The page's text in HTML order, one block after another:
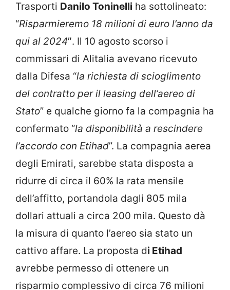
Trasporti Danilo Toninelli ha sottolineato:
“Risparmieremo 18 milioni di euro l’anno da
qui al 2024″. Il 10 agosto scorso i
commissari di Alitalia avevano ricevuto
dalla Difesa “la richiesta di scioglimento
del contratto per il leasing dell’aereo di
Stato” e qualche giorno fa la compagnia ha
confermato “la disponibilità a rescindere
l’accordo con Etihad”. La compagnia aerea
degli Emirati, sarebbe stata disposta a
ridurre di circa il 60% la rata mensile
dell’affitto, portandola dagli 805 mila
dollari attuali a circa 200 mila. Questo dà
la misura di quanto l’aereo sia stato un
cattivo affare. La proposta di Etihad
avrebbe permesso di ottenere un
risparmio complessivo di circa 76 milioni